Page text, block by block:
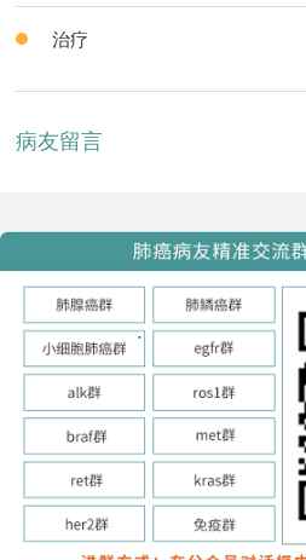
治疗
病友留言